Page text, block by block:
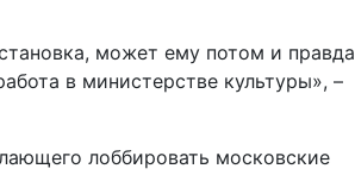
может ему потом и правда
в министерстве культуры», –
лоббировать московские